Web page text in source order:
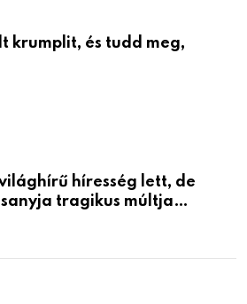
krumplit, és tudd meg,
világhírű híresség lett, de
tragikus múltja